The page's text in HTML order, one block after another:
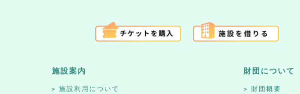
施設案内
施設利用について
財団について
財団概要